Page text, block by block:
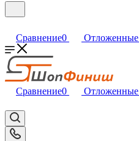
Сравнение0 Отложенные
Сравнение0 Отложенные